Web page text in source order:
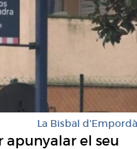
La Bisbal d'Empordà
el seu